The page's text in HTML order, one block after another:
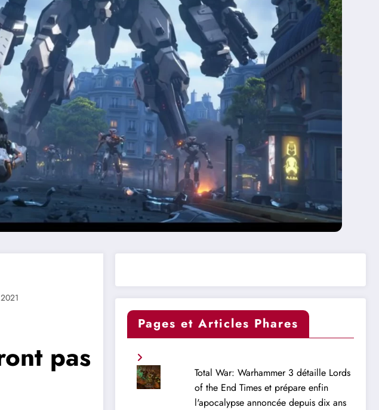
pas
Pages et Articles Phares
Total War: Warhammer 3 détaille Lords
of the End Times et prépare enfin
l'apocalypse annoncée depuis dix ans